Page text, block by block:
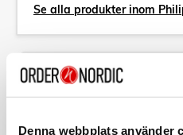
Denna webbplats använder
Se alla produkter inom
Specifikation
Beskrivning